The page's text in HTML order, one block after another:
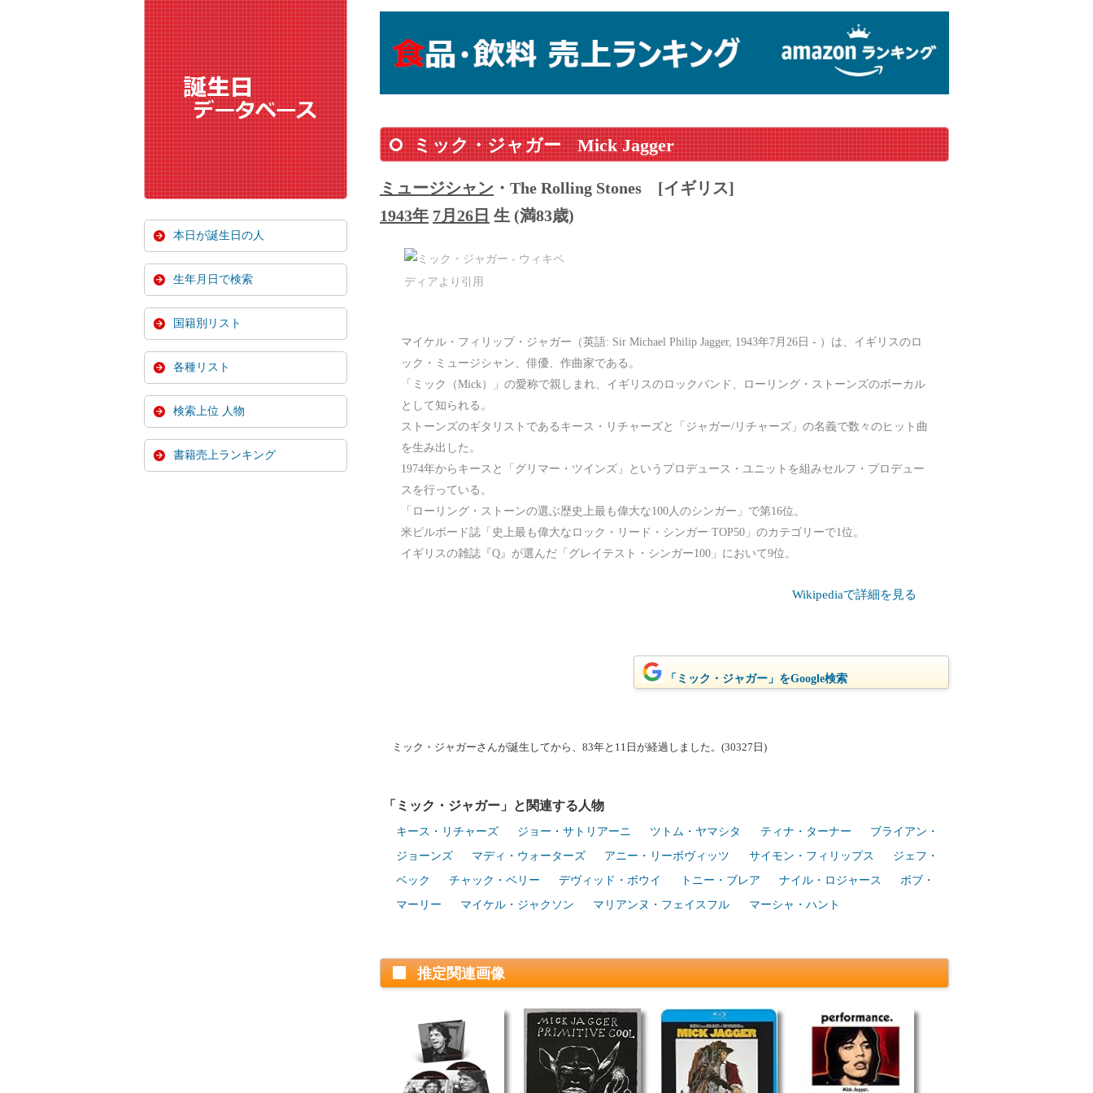
ミック・ジャガー Mick Jagger
ミュージシャン ・The Rolling Stones
[イギリス]
1943年 7月26日 生 (満83歳)
マイケル・フィリップ・ジャガー（英語: Sir Michael Philip Jagger, 1943年7月26日 - ）は、イギリスのロ
ック・ミュージシャン、俳優、作曲家である。
「ミック（Mick）」の愛称で親しまれ、イギリスのロックバンド、ローリング・ストーンズのボーカル
として知られる。
ストーンズのギタリストであるキース・リチャーズと「ジャガー/リチャーズ」の名義で数々のヒット曲
を生み出した。
1974年からキースと「グリマー・ツインズ」というプロデュース・ユニットを組みセルフ・プロデュー
スを行っている。
「ローリング・ストーンの選ぶ歴史上最も偉大な100人のシンガー」で第16位。
米ビルボード誌「史上最も偉大なロック・リード・シンガー TOP50」のカテゴリーで1位。
イギリスの雑誌『Q』が選んだ「グレイテスト・シンガー100」において9位。
Wikipediaで詳細を見る
「ミック・ジャガー」をGoogle検索
ミック・ジャガーさんが誕生してから、83年と11日が経過しました。(30327日)
「ミック・ジャガー」と関連する人物
キース・リチャーズ ジョー・サトリアーニ ツトム・ヤマシタ ティナ・ターナー
ブライアン・
ジョーンズ
マディ・ウォーターズ アニー・リーボヴィッツ サイモン・フィリップス
ジェフ・
ベック
チャック・ベリー デヴィッド・ボウイ トニー・ブレア ナイル・ロジャース
ボブ・
マーリー
マイケル・ジャクソン マリアンヌ・フェイスフル マーシャ・ハント
推定関連画像
本日が誕生日の人
生年月日で検索
国籍別リスト
各種リスト
検索上位 人物
書籍売上ランキング